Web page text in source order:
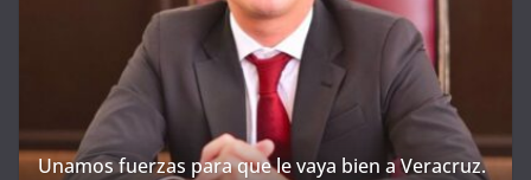
Unamos fuerzas para que le vaya bien a Veracruz.